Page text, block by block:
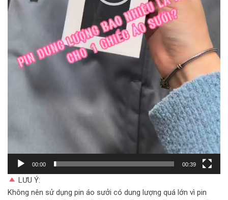
00:00 00:39
LƯU Ý:
Không nên sử dụng pin áo sưởi có dung lượng quá lớn vì pin